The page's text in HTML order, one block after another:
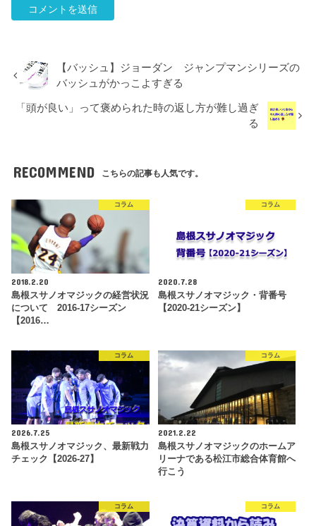
【バッシュ】ジョーダン ジャンプマンシリーズの
バッシュがかっこよすぎる
「頭が良い」って褒められた時の返し方が難し過ぎ
る
RECOMMEND こちらの記事も人気です。
コラム
2018.2.20
島根スサノオマジックの経営状況
について 2016-17シーズン
【2016…
コラム
2020.7.28
島根スサノオマジック・背番号
【2020-21シーズン】
コラム
2026.7.25
島根スサノオマジック、最新戦力
チェック【2026-27】
コラム
2021.2.22
島根スサノオマジックのホームア
リーナである松江市総合体育館へ
行こう
コラム コラム